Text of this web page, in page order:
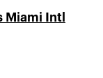
Miami Intl